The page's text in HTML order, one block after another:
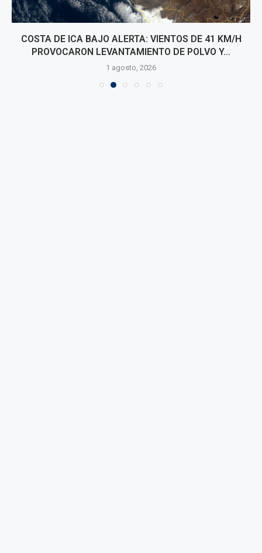
COSTA DE ICA BAJO ALERTA: VIENTOS DE 41 KM/H
PROVOCARON LEVANTAMIENTO DE POLVO Y...
1 agosto, 2026